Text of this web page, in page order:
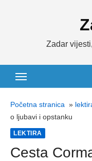
Zadar
Početna stranica »
o ljubavi i opstanku
LEKTIRA
Cesta